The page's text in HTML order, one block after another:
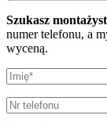
Szukasz
numer telefonu, a
wyceną.